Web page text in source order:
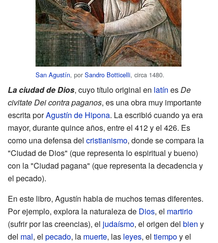
San Agustín, por Sandro Botticelli, circa 1480.
La ciudad de Dios, cuyo título original en latín esDe
civitate Dei contra paganos, es una obra muy importante
escrita porAgustín de Hipona. La escribió cuando ya era
mayor, durante quince años, entre el 412 y el 426. Es
como una defensa del cristianismo, donde se compara la
"Ciudad de Dios" (que representa lo espiritual y bueno)
con la "Ciudad pagana" (que representa la decadencia y
el pecado).
En este libro, Agustín habla de muchos temas diferentes.
Por ejemplo, explora la naturaleza de Dios, el martirio
(sufrir por las creencias), el judaísmo, el origen del bien y
del mal, el pecado, la muerte, las leyes, el tiempoy el